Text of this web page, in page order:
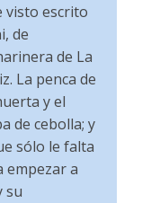
visto escrito
de
de La
La penca de
y el
de cebolla; y
sólo le falta
empezar a
su